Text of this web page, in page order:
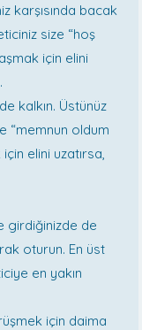
karşısında bacak
size “hoş
için elini
kalkın. Üstünüz
“memnun oldum
elini uzatırsa,
girdiğinizde de
oturun. En üst
en yakın
için daima